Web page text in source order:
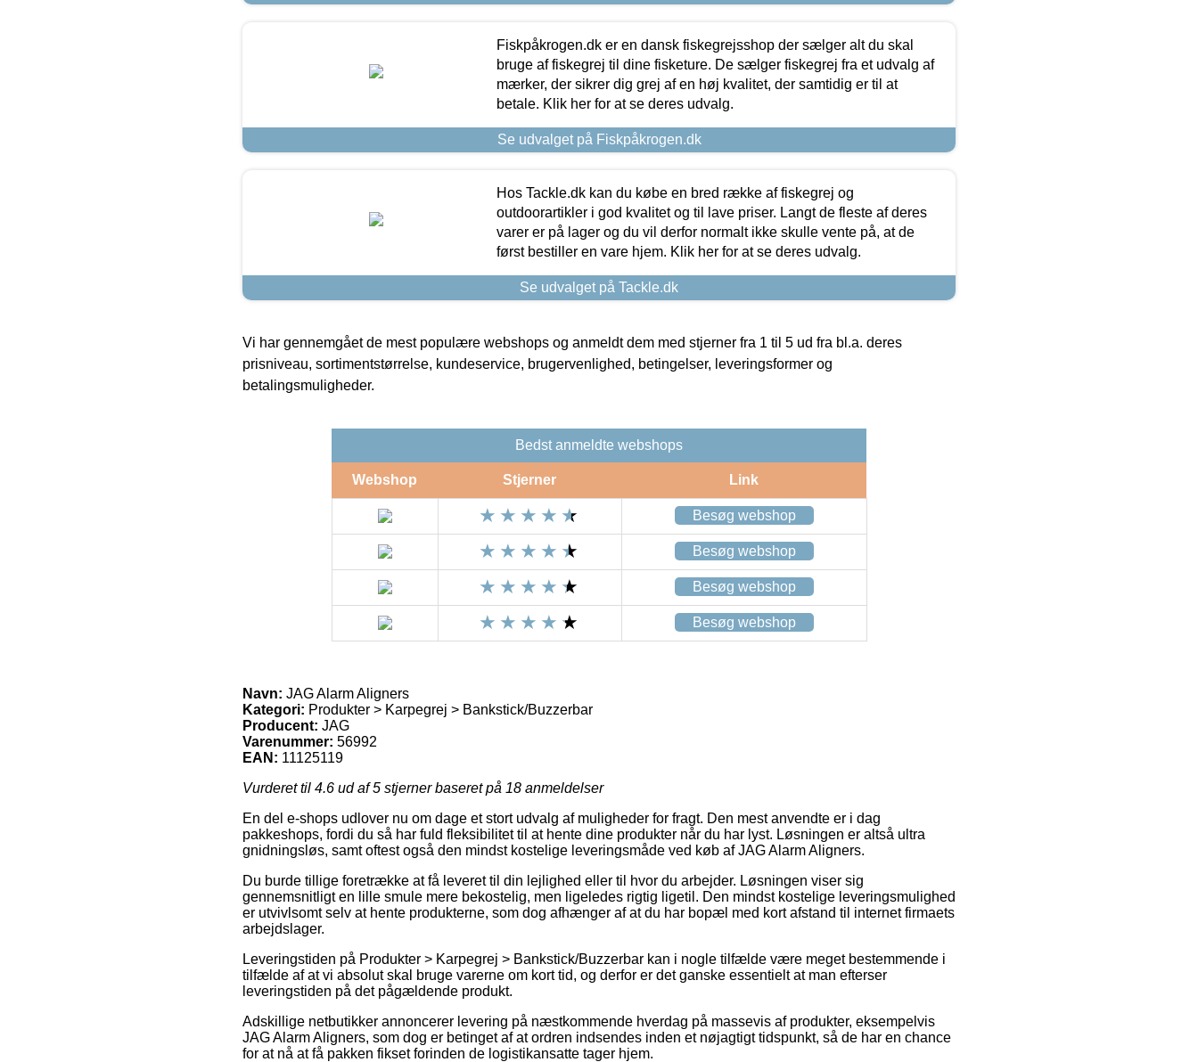
Fiskpåkrogen.dk er en dansk fiskegrejsshop der sælger alt du skal
bruge af fiskegrej til dine fisketure. De sælger fiskegrej fra et udvalg af
mærker, der sikrer dig grej af en høj kvalitet, der samtidig er til at
betale. Klik her for at se deres udvalg.
Se udvalget på Fiskpåkrogen.dk
Hos Tackle.dk kan du købe en bred række af fiskegrej og
outdoorartikler i god kvalitet og til lave priser. Langt de fleste af deres
varer er på lager og du vil derfor normalt ikke skulle vente på, at de
først bestiller en vare hjem. Klik her for at se deres udvalg.
Se udvalget på Tackle.dk
Vi har gennemgået de mest populære webshops og anmeldt dem med stjerner fra 1 til 5 ud fra bl.a. deres
prisniveau, sortimentstørrelse, kundeservice, brugervenlighed, betingelser, leveringsformer og
betalingsmuligheder.
Bedst anmeldte webshops
Webshop Stjerner Link
Besøg webshop
Besøg webshop
Besøg webshop
Besøg webshop
Navn: JAG Alarm Aligners
Kategori: Produkter > Karpegrej > Bankstick/Buzzerbar
Producent: JAG
Varenummer: 56992
EAN: 11125119
Vurderet til 4.6 ud af 5 stjerner baseret på 18 anmeldelser
En del e-shops udlover nu om dage et stort udvalg af muligheder for fragt. Den mest anvendte er i dag
pakkeshops, fordi du så har fuld fleksibilitet til at hente dine produkter når du har lyst. Løsningen er altså ultra
gnidningsløs, samt oftest også den mindst kostelige leveringsmåde ved køb af JAG Alarm Aligners.
Du burde tillige foretrække at få leveret til din lejlighed eller til hvor du arbejder. Løsningen viser sig
gennemsnitligt en lille smule mere bekostelig, men ligeledes rigtig ligetil. Den mindst kostelige leveringsmulighed
er utvivlsomt selv at hente produkterne, som dog afhænger af at du har bopæl med kort afstand til internet firmaets
arbejdslager.
Leveringstiden på Produkter > Karpegrej > Bankstick/Buzzerbar kan i nogle tilfælde være meget bestemmende i
tilfælde af at vi absolut skal bruge varerne om kort tid, og derfor er det ganske essentielt at man efterser
leveringstiden på det pågældende produkt.
Adskillige netbutikker annoncerer levering på næstkommende hverdag på massevis af produkter, eksempelvis
JAG Alarm Aligners, som dog er betinget af at ordren indsendes inden et nøjagtigt tidspunkt, så de har en chance
for at nå at få pakken fikset forinden de logistikansatte tager hjem.